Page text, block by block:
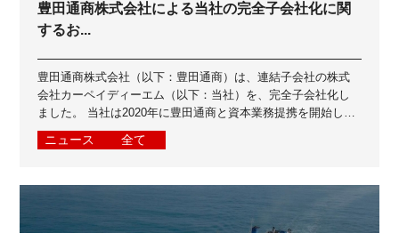
豊田通商株式会社による当社の完全子会社化に関
するお...
豊田通商株式会社（以下：豊田通商）は、連結子会社の株式
会社カーペイディーエム（以下：当社）を、完全子会社化し
ました。 当社は2020年に豊田通商と資本業務提携を開始し、
2023年に豊田通商グループイン...
ニュース 全て